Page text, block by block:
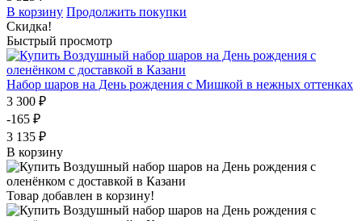
В корзину Продолжить покупки
Скидка!
Быстрый просмотр
Набор шаров на День рождения с Мишкой в нежных оттенках
3 300 ₽
-165 ₽
3 135 ₽
В корзину
Товар добавлен в корзину!